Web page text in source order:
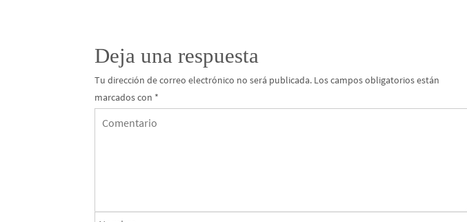
Deja una respuesta
Tu dirección de correo electrónico no será publicada. Los campos obligatorios están
marcados con *